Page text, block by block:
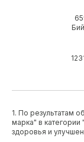
1. По результатам
марка" в
здоровья и